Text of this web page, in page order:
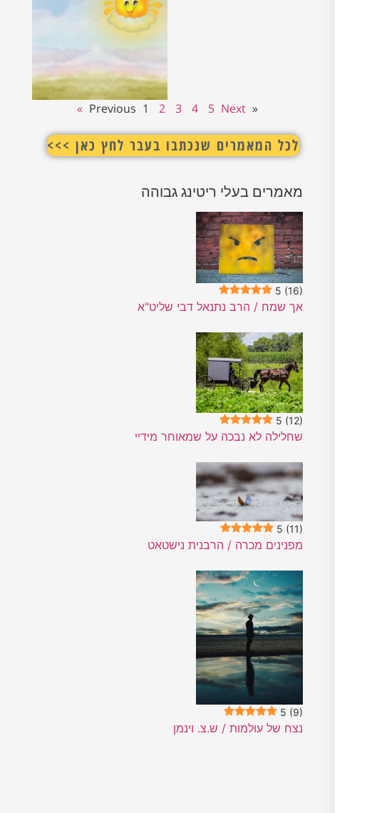
« Previous
1 2 3 4 5 Next »
לכל המאמרים שנכתבו בעבר לחץ כאן >>>
מאמרים בעלי ריטינג גבוהה
5 (16)
אך שמח / הרב נתנאל דבי שליט"א
5 (12)
שחלילה לא נבכה על שמאוחר מידיי
5 (11)
מפנינים מכרה / הרבנית נישטאט
5 (9)
נצח של עולמות / ש.צ. וינמן